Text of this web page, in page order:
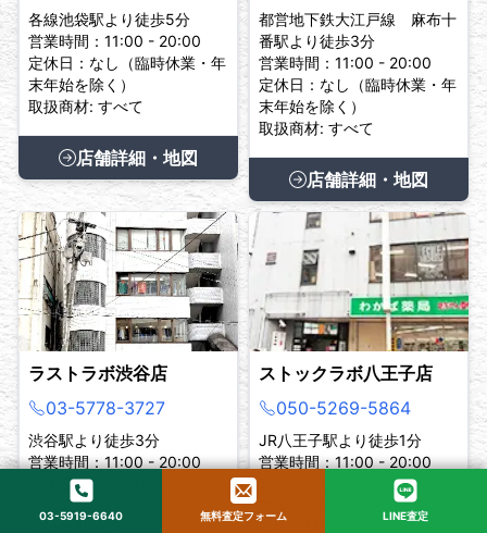
各線池袋駅より徒歩5分
営業時間：11:00 - 20:00
定休日：なし（臨時休業・年
末年始を除く）
取扱商材: すべて
店舗詳細・地図
都営地下鉄大江戸線 麻布十
番駅より徒歩3分
営業時間：11:00 - 20:00
定休日：なし（臨時休業・年
末年始を除く）
取扱商材: すべて
店舗詳細・地図
ラストラボ渋谷店
03-5778-3727
渋谷駅より徒歩3分
営業時間：11:00 - 20:00
定休日：なし（年末年始を除
取扱商材: すべて
ストックラボ八王子店
050-5269-5864
JR八王子駅より徒歩1分
営業時間：11:00 - 20:00
定休日：なし（臨時休業・年
取扱商材: すべて
03-5919-6640 無料査定フォーム LINE査定